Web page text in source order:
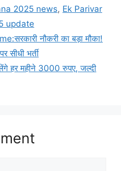
2025 news, Ek Parivar
update
नौकरी का बड़ा मौका!
सीधी भर्ती
हर महीने 3000 रुपए, जल्दी